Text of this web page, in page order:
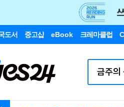
도서 중고샵 eBook 크레마클럽